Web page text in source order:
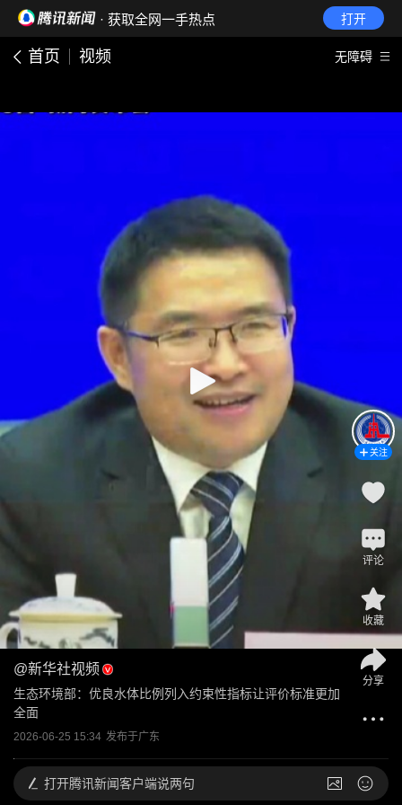
· 获取全网一手热点 打开
首页 视频 无障碍
@新华社视频
生态环境部：优良水体比例列入约束性指标让评价标准更加
全面
2026-06-25 15:34 发布于广东
关注
评论
收藏
分享
打开腾讯新闻客户端说两句